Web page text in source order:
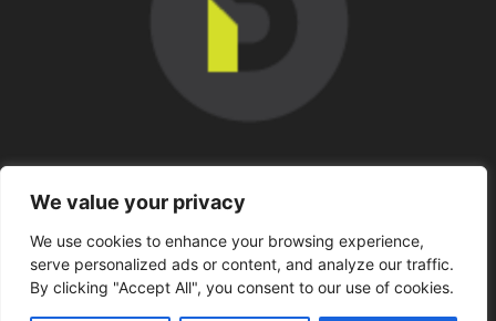
We value your privacy
We use cookies to enhance your browsing experience,
serve personalized ads or content, and analyze our traffic.
By clicking "Accept All", you consent to our use of cookies.
SÍGUENOS